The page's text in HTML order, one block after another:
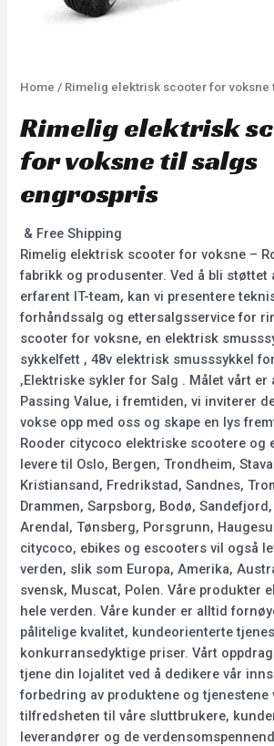
Home / Rimelig elektrisk scooter for voksne
Rimelig elektrisk
for voksne til salgs
engrospris
& Free Shipping
Rimelig elektrisk scooter for voksne –
fabrikk og produsenter. Ved å bli støttet
erfarent IT-team, kan vi presentere
forhåndssalg og ettersalgsservice for
scooter for voksne, en elektrisk
sykkelfett , 48v elektrisk smusssykkel
,Elektriske sykler for Salg . Målet vårt er
Passing Value, i fremtiden, vi inviterer
vokse opp med oss og skape en lys
Rooder citycoco elektriske scootere og
levere til Oslo, Bergen, Trondheim,
Kristiansand, Fredrikstad, Sandnes,
Drammen, Sarpsborg, Bodø,
Arendal, Tønsberg, Porsgrunn,
citycoco, ebikes og escooters vil også
verden, slik som Europa, Amerika,
svensk, Muscat, Polen. Våre produkter
hele verden. Våre kunder er alltid
pålitelige kvalitet, kundeorienterte
konkurransedyktige priser. Vårt
tjene din lojalitet ved å dedikere vår
forbedring av produktene og tjenestene
tilfredsheten til våre sluttbrukere,
leverandører og de